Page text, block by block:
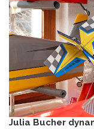
Julia Bucher